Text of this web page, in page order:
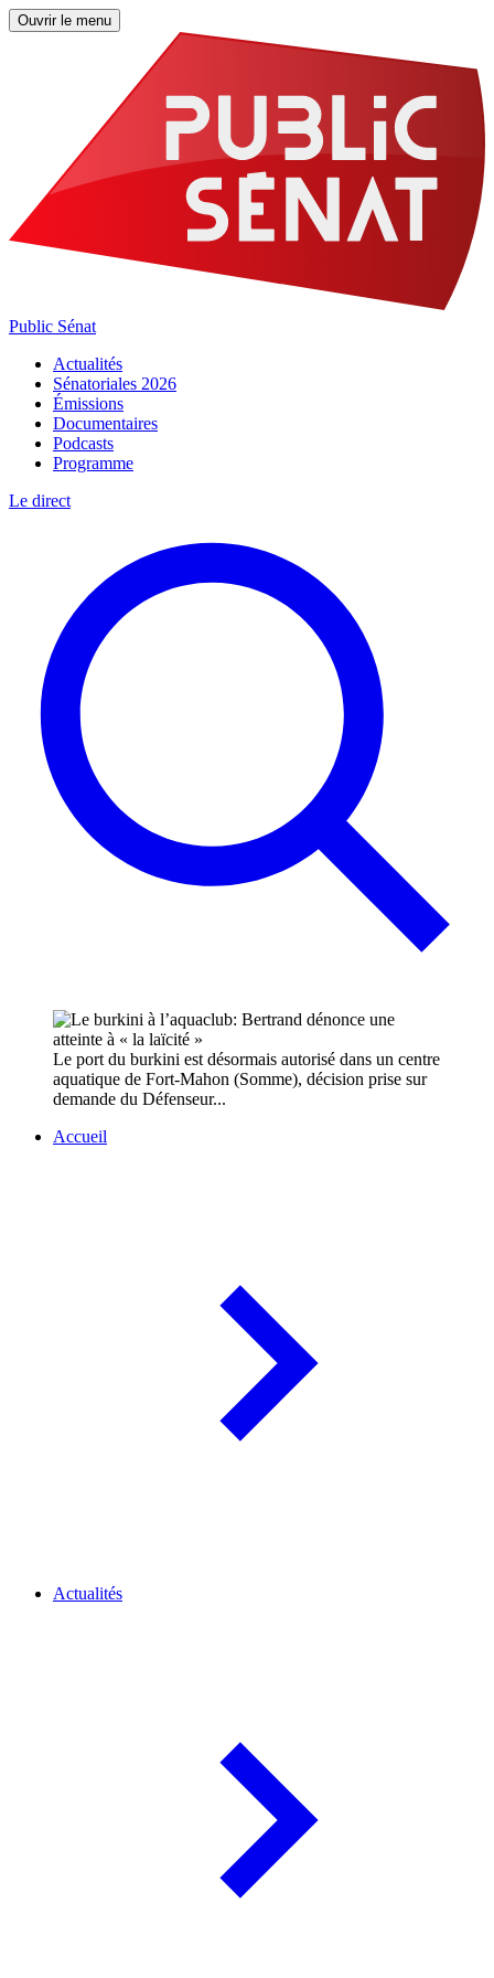
Ouvrir le menu
Public Sénat
Actualités
Sénatoriales 2026
Émissions
Documentaires
Podcasts
Programme
Le direct
Le port du burkini est désormais autorisé dans un centre
aquatique de Fort-Mahon (Somme), décision prise sur
demande du Défenseur...
Accueil
Actualités